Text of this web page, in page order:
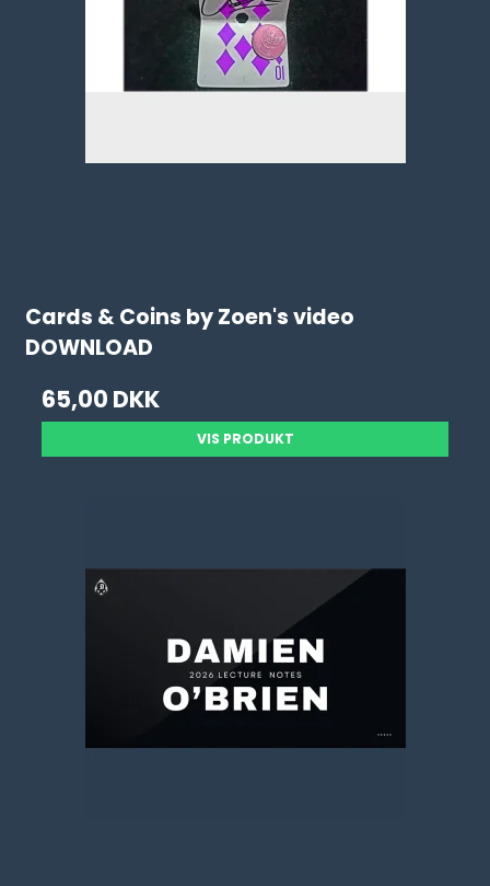
Cards & Coins by Zoen's video
DOWNLOAD
65,00 DKK
VIS PRODUKT